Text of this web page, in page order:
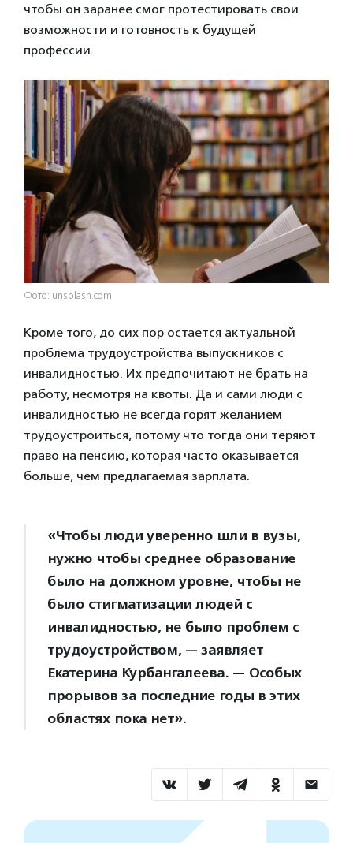
чтобы он заранее смог протестировать свои
возможности и готовность к будущей
профессии.
Фото: unsplash.com
Кроме того, до сих пор остается актуальной
проблема трудоустройства выпускников с
инвалидностью. Их предпочитают не брать на
работу, несмотря на квоты. Да и сами люди с
инвалидностью не всегда горят желанием
трудоустроиться, потому что тогда они теряют
право на пенсию, которая часто оказывается
больше, чем предлагаемая зарплата.
«Чтобы люди уверенно шли в вузы,
нужно чтобы среднее образование
было на должном уровне, чтобы не
было стигматизации людей с
инвалидностью, не было проблем с
трудоустройством, — заявляет
Екатерина Курбангалеева. — Особых
прорывов за последние годы в этих
областях пока нет».